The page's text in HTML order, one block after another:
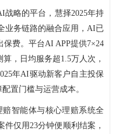
略的平台，慧择2025年持
业务链路的融合应用，AI已
费。平台AI APP提供7×24
，日均服务超1.5万人次，
年AI驱动新客户自主投保
置门槛与运营成本。
赔智能体与核心理赔系统全
仅用23分钟便顺利结案，